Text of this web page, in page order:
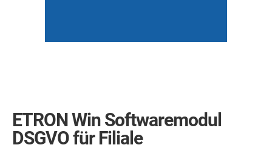
beginning
of
the
ETRON Win Softwaremodul
DSGVO für Filiale